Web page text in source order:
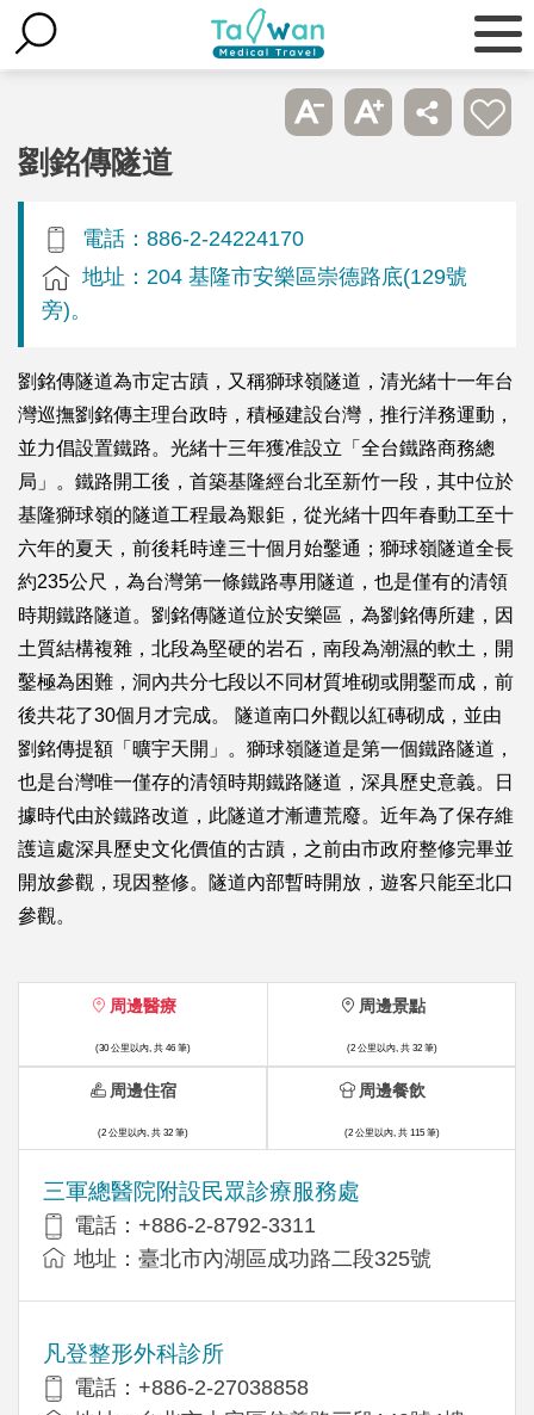
劉銘傳隧道
電話：886-2-24224170
地址：204 基隆市安樂區崇德路底(129號
旁)。
劉銘傳隧道為市定古蹟，又稱獅球嶺隧道，清光緒十一年台
灣巡撫劉銘傳主理台政時，積極建設台灣，推行洋務運動，
並力倡設置鐵路。光緒十三年獲准設立「全台鐵路商務總
局」。鐵路開工後，首築基隆經台北至新竹一段，其中位於
基隆獅球嶺的隧道工程最為艱鉅，從光緒十四年春動工至十
六年的夏天，前後耗時達三十個月始鑿通；獅球嶺隧道全長
約235公尺，為台灣第一條鐵路專用隧道，也是僅有的清領
時期鐵路隧道。劉銘傳隧道位於安樂區，為劉銘傳所建，因
土質結構複雜，北段為堅硬的岩石，南段為潮濕的軟土，開
鑿極為困難，洞內共分七段以不同材質堆砌或開鑿而成，前
後共花了30個月才完成。 隧道南口外觀以紅磚砌成，並由
劉銘傳提額「曠宇天開」。獅球嶺隧道是第一個鐵路隧道，
也是台灣唯一僅存的清領時期鐵路隧道，深具歷史意義。日
據時代由於鐵路改道，此隧道才漸遭荒廢。近年為了保存維
護這處深具歷史文化價值的古蹟，之前由市政府整修完畢並
開放參觀，現因整修。隧道內部暫時開放，遊客只能至北口
參觀。
周邊醫療
(30 公里以內, 共 46 筆)
三軍總醫院附設民眾診療服務處
電話：+886-2-8792-3311
地址：臺北市內湖區成功路二段325號
凡登整形外科診所
電話：+886-2-27038858
周邊景點
(2 公里以內, 共 32 筆)
周邊住宿
(2 公里以內, 共 32 筆)
周邊餐飲
(2 公里以內, 共 115 筆)